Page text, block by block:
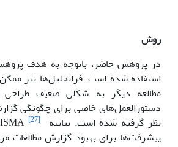
روش
در پژوهش حاضر، باتوجه‌ به هدف
استفاده شده است. فراتحلیل‌ها نیز
مطالعه دیگر به شکلی ضعیف طراحی
دستورالعمل‌های خاصی برای چگونگی
نظر گرفته شده است. بیانیه PRISMA
[27]
پیشرفت‌ها برای بهبود گزارش مطالعات